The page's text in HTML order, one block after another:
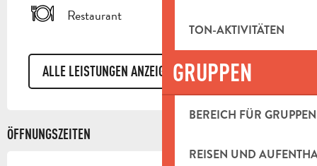
TON-AKTIVITÄTEN
GRUPPEN
BEREICH FÜR GRUPPEN
REISEN UND
Restaurant
ALLE LEISTUNGEN ANZEIGEN
ÖFFNUNGSZEITEN